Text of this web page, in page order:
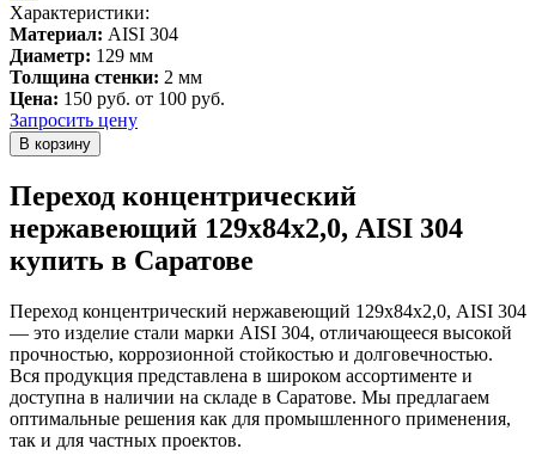
Характеристики:
Материал: AISI 304
Диаметр: 129 мм
Толщина стенки: 2 мм
Цена: 150 руб. от 100 руб.
Запросить цену
Переход концентрический
нержавеющий 129х84х2,0, AISI 304
купить в Саратове
Переход концентрический нержавеющий 129х84х2,0, AISI 304
— это изделие стали марки AISI 304, отличающееся высокой
прочностью, коррозионной стойкостью и долговечностью.
Вся продукция представлена в широком ассортименте и
доступна в наличии на складе в Саратове. Мы предлагаем
оптимальные решения как для промышленного применения,
так и для частных проектов.